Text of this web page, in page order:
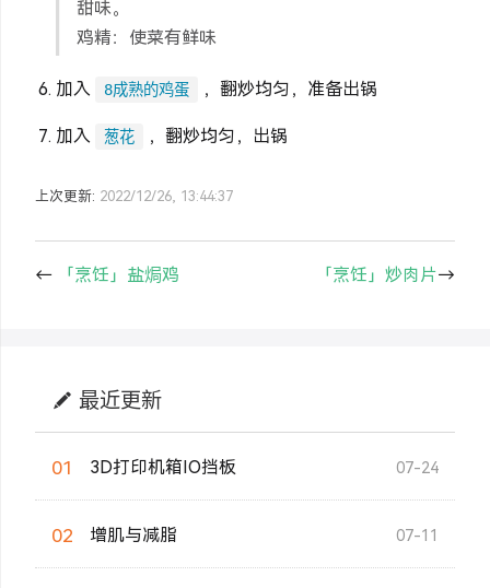
甜味。
鸡精：使菜有鲜味
加入 8成熟的鸡蛋
，翻炒均匀，准备出锅
加入
葱花 ，翻炒均匀，出锅
上次更新: 2022/12/26, 13:44:37
← 「烹饪」盐焗鸡 「烹饪」炒肉片→
最近更新
01 3D打印机箱IO挡板 07-24
02 增肌与减脂 07-11